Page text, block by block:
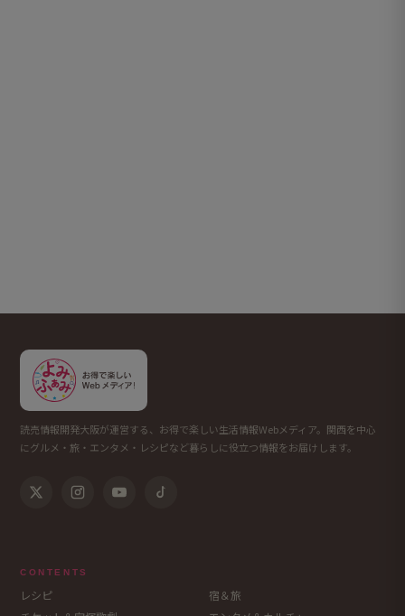
読売情報開発大阪が運営する、お得で楽しい生活情報Webメディア。関西を中心
にグルメ・旅・エンタメ・レシピなど暮らしに役立つ情報をお届けします。
CONTENTS
レシピ
宿＆旅